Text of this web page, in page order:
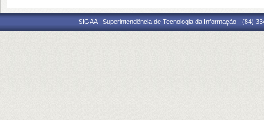
SIGAA | Superintendência de Tecnologia da Informação - (84)